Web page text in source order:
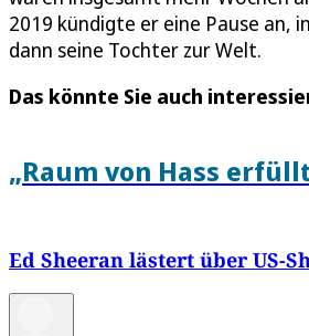
2019 kündigte er eine Pause an,
dann seine Tochter zur Welt.
Das könnte Sie auch
„Raum von Hass
Ed Sheeran lästert über US-